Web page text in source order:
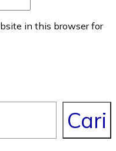
in this browser for
Cari